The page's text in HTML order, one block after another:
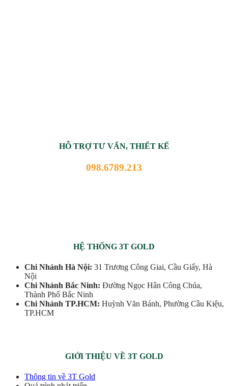
HỖ TRỢ TƯ VẤN, THIẾT KẾ
098.6789.213
HỆ THỐNG 3T GOLD
Chi Nhánh Hà Nội: 31 Trương Công Giai, Cầu Giấy, Hà
Nội
Chi Nhánh Bắc Ninh: Đường Ngọc Hân Công Chúa,
Thành Phố Bắc Ninh
Chi Nhánh TP.HCM: Huỳnh Văn Bánh, Phường Cầu Kiệu,
TP.HCM
GIỚI THIỆU VỀ 3T GOLD
Thông tin về 3T Gold